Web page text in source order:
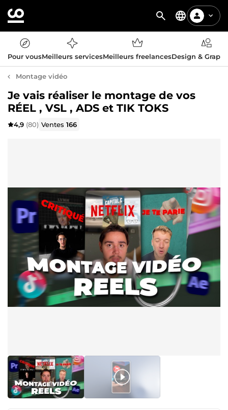
Pour vousMeilleurs servicesMeilleurs freelancesDesign &
Montage vidéo
Je vais réaliser le montage de vos
RÉEL , VSL , ADS et TIK TOKS
4,9 (80) Ventes166